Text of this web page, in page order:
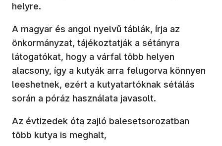
helyre.
A magyar és angol nyelvű táblák, írja az
önkormányzat, tájékoztatják a sétányra
látogatókat, hogy a várfal több helyen
alacsony, így a kutyák arra felugorva könnyen
leeshetnek, ezért a kutyatartóknak sétálás
során a póráz használata javasolt.
Az évtizedek óta zajló balesetsorozatban
több kutya is meghalt,